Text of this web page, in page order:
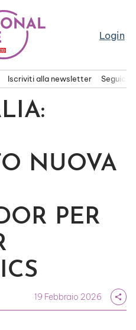
Login
Iscriviti alla newsletter Seguici
NUOVA
PER
19 Febbraio 2026 share